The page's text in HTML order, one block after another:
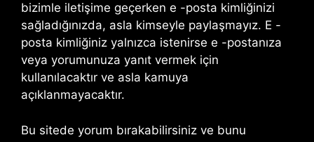
bizimle iletişime geçerken e -posta kimliğinizi
sağladığınızda, asla kimseyle paylaşmayız. E -
posta kimliğiniz yalnızca istenirse e -postanıza
veya yorumunuza yanıt vermek için
kullanılacaktır ve asla kamuya
açıklanmayacaktır.
Bu sitede yorum bırakabilirsiniz ve bunu